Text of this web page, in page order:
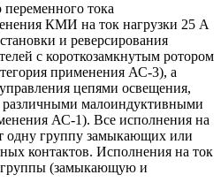
тока
КМИ на ток нагрузки 25 А
и реверсирования
с короткозамкнутым ротором
применения АС-3), а
цепями освещения,
малоиндуктивными
АС-1). Все исполнения на
одну группу замыкающих или
контактов. Исполнения на ток
группы (замыкающую и